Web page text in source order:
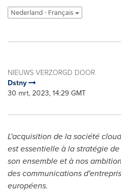
Nederland - Français
NIEUWS VERZORGD DOOR
Dstny
30 mrt, 2023, 14:29 GMT
L'acquisition de la société
est essentielle à la stratégie
son ensemble et à nos
des communications
européens.